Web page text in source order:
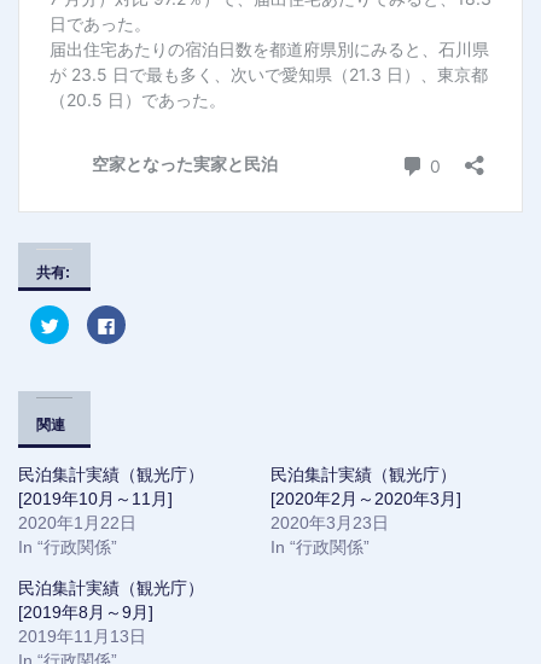
共有:
ク
リ
て
w
i
t
t
e
r
で
共
有
(
し
い
ウ
ィ
ン
ド
F
a
有
す
る
に
は
ク
ク
し
て
く
だ
関連
民泊集計実績（観光庁）
[2019年10月～11月]
2020年1月22日
In “行政関係”
民泊集計実績（観光庁）
[2020年2月～2020年3月]
2020年3月23日
In “行政関係”
民泊集計実績（観光庁）
[2019年8月～9月]
2019年11月13日
In “行政関係”